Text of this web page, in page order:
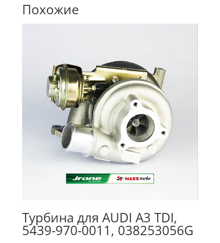
Похожие
Турбина для AUDI A3 TDI,
5439-970-0011, 038253056G